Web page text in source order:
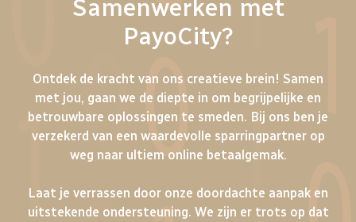
Samenwerken met
PayoCity?
Ontdek de kracht van ons creatieve brein! Samen
met jou, gaan we de diepte in om begrijpelijke en
betrouwbare oplossingen te smeden. Bij ons ben je
verzekerd van een waardevolle sparringpartner op
weg naar ultiem online betaalgemak.
Laat je verrassen door onze doordachte aanpak en
uitstekende ondersteuning. We zijn er trots op dat